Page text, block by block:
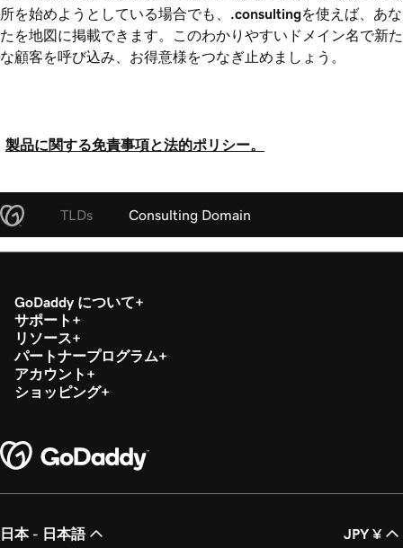
所を始めようとしている場合でも、
.consultingを使えば、あな
たを地図に掲載できます。このわかりやすいドメイン名で新た
な顧客を呼び込み、お得意様をつなぎ止めましょう。
製品に関する免責事項と法的ポリシー。
TLDs Consulting Domain
GoDaddy について
サポート
リソース
パートナープログラム
アカウント
ショッピング
日本 - 日本語 JPY ¥